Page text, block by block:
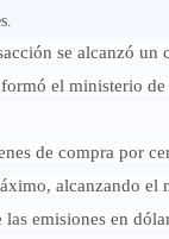
se alcanzó un
el ministerio de
de compra por
alcanzando el
emisiones en